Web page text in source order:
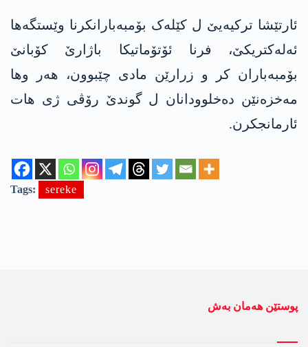
ئارتێشا ترکیەیێ ل کێلەک بۆمبەبارانکرنا وێستگەها
ئەلەکتریکێ، فرنا ئۆتۆماتیکا باژارێ کۆبانێ
بۆمبەباران کر و زرارێن مادی چێبوون، ھەر وھا
مەخزەنێن دەخلوودانان ل گوندێ رۆڤی ژی ھات
ئارمانجکرن.
Tags: sereke
پوستێن ھەمان بەش